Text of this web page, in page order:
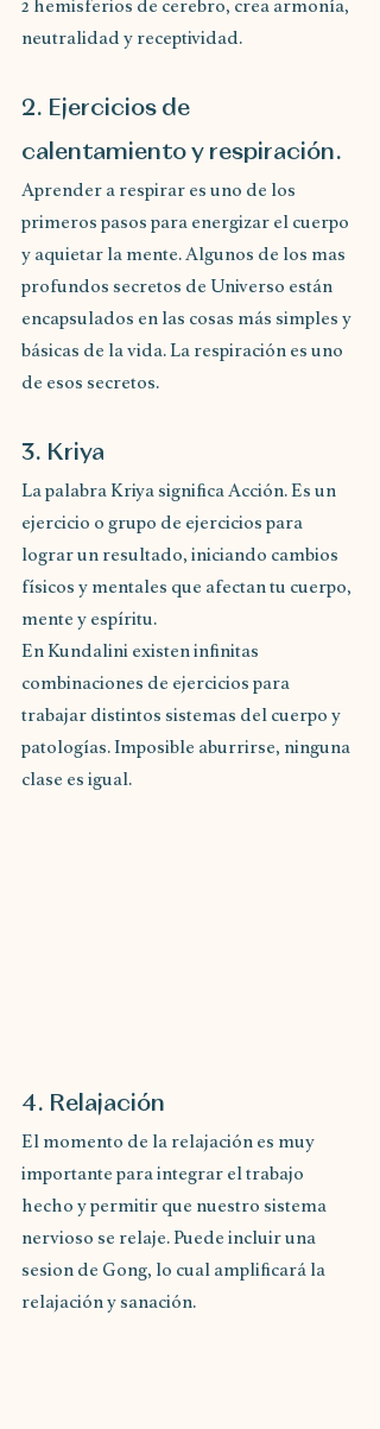
2 hemisferios de cerebro, crea armonía,
neutralidad y receptividad.
2. Ejercicios de
calentamiento y respiración.
Aprender a respirar es uno de los
primeros pasos para energizar el cuerpo
y aquietar la mente. Algunos de los mas
profundos secretos de Universo están
encapsulados en las cosas más simples y
básicas de la vida. La respiración es uno
de esos secretos.
3. Kriya
La palabra Kriya significa Acción. Es un
ejercicio o grupo de ejercicios para
lograr un resultado, iniciando cambios
físicos y mentales que afectan tu cuerpo,
mente y espíritu.
En Kundalini existen infinitas
combinaciones de ejercicios para
trabajar distintos sistemas del cuerpo y
patologías. Imposible aburrirse, ninguna
clase es igual.
4. Relajación
El momento de la relajación es muy
importante para integrar el trabajo
hecho y permitir que nuestro sistema
nervioso se relaje. Puede incluir una
sesion de Gong, lo cual amplificará la
relajación y sanación.